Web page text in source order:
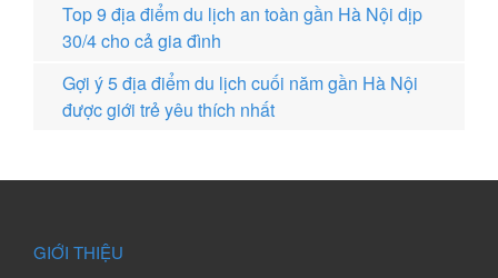
Top 9 địa điểm du lịch an toàn gần Hà Nội dịp
30/4 cho cả gia đình
Gợi ý 5 địa điểm du lịch cuối năm gần Hà Nội
được giới trẻ yêu thích nhất
GIỚI THIỆU